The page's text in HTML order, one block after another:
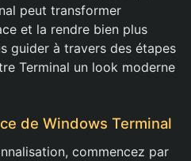
peut transformer
et la rendre bien plus
guider à travers des étapes
Terminal un look moderne
de Windows Terminal
commencez par